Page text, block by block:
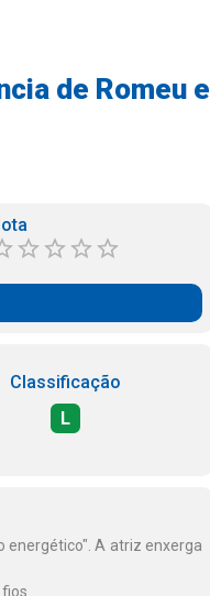
de Romeu e
Classificação
L
A atriz enxerga